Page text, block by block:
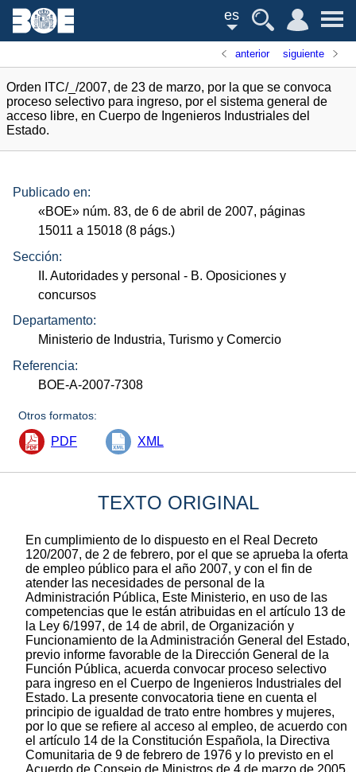
es
anterior siguiente
Orden ITC/_/2007, de 23 de marzo, por la que se convoca
proceso selectivo para ingreso, por el sistema general de
acceso libre, en Cuerpo de Ingenieros Industriales del
Estado.
Publicado en:
«BOE» núm. 83, de 6 de abril de 2007, páginas
15011 a 15018 (8 págs.)
Sección:
II. Autoridades y personal - B. Oposiciones y
concursos
Departamento:
Ministerio de Industria, Turismo y Comercio
Referencia:
BOE-A-2007-7308
Otros formatos:
PDF XML
TEXTO ORIGINAL
En cumplimiento de lo dispuesto en el Real Decreto
120/2007, de 2 de febrero, por el que se aprueba la oferta
de empleo público para el año 2007, y con el fin de
atender las necesidades de personal de la
Administración Pública, Este Ministerio, en uso de las
competencias que le están atribuidas en el artículo 13 de
la Ley 6/1997, de 14 de abril, de Organización y
Funcionamiento de la Administración General del Estado,
previo informe favorable de la Dirección General de la
Función Pública, acuerda convocar proceso selectivo
para ingreso en el Cuerpo de Ingenieros Industriales del
Estado. La presente convocatoria tiene en cuenta el
principio de igualdad de trato entre hombres y mujeres,
por lo que se refiere al acceso al empleo, de acuerdo con
el artículo 14 de la Constitución Española, la Directiva
Comunitaria de 9 de febrero de 1976 y lo previsto en el
Acuerdo de Consejo de Ministros de 4 de marzo de 2005,